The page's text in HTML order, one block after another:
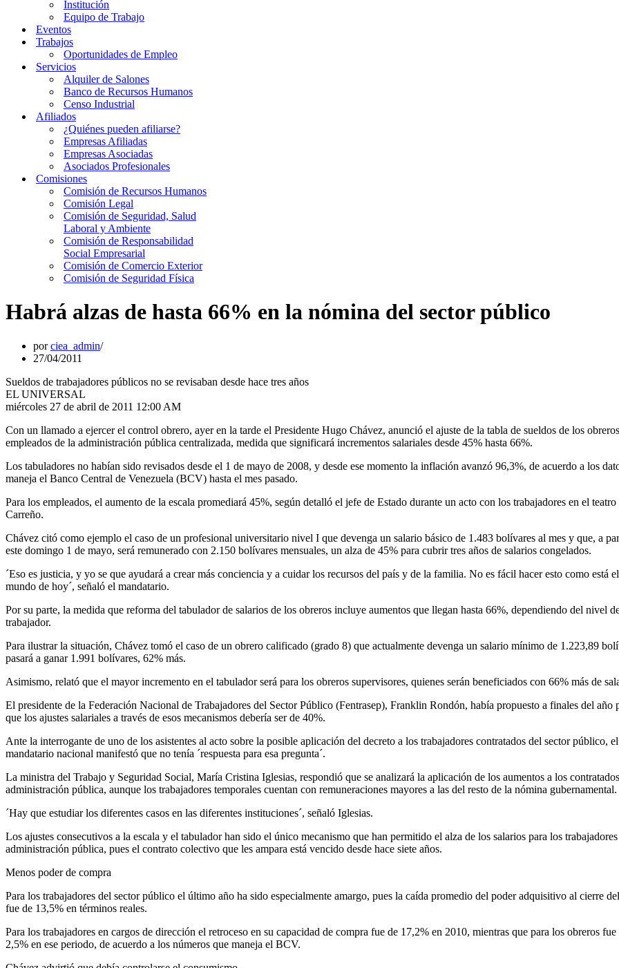
Institución
Equipo de Trabajo
Eventos
Trabajos
Oportunidades de Empleo
Servicios
Alquiler de Salones
Banco de Recursos Humanos
Censo Industrial
Afiliados
¿Quiénes pueden afiliarse?
Empresas Afiliadas
Empresas Asociadas
Asociados Profesionales
Comisiones
Comisión de Recursos Humanos
Comisión Legal
Comisión de Seguridad, Salud
Laboral y Ambiente
Comisión de Responsabilidad
Social Empresarial
Comisión de Comercio Exterior
Comisión de Seguridad Física
Habrá alzas de hasta 66% en la nómina del sector público
porciea_admin
27/04/2011
Sueldos de trabajadores públicos no se revisaban desde hace tres años
EL UNIVERSAL
miércoles 27 de abril de 2011 12:00 AM
Con un llamado a ejercer el control obrero, ayer en la tarde el Presidente Hugo Chávez, anunció el ajuste de la tabla de sueldos de los
empleados de la administración pública centralizada, medida que significará incrementos salariales desde 45% hasta 66%.
Los tabuladores no habían sido revisados desde el 1 de mayo de 2008, y desde ese momento la inflación avanzó 96,3%, de acuerdo a los
maneja el Banco Central de Venezuela (BCV) hasta el mes pasado.
Para los empleados, el aumento de la escala promediará 45%, según detalló el jefe de Estado durante un acto con los trabajadores en el teatro
Carreño.
Chávez citó como ejemplo el caso de un profesional universitario nivel I que devenga un salario básico de 1.483 bolívares al mes y que, a
este domingo 1 de mayo, será remunerado con 2.150 bolívares mensuales, un alza de 45% para cubrir tres años de salarios congelados.
´Eso es justicia, y yo se que ayudará a crear más conciencia y a cuidar los recursos del país y de la familia. No es fácil hacer esto como está el
mundo de hoy´, señaló el mandatario.
Por su parte, la medida que reforma del tabulador de salarios de los obreros incluye aumentos que llegan hasta 66%, dependiendo del nivel
trabajador.
Para ilustrar la situación, Chávez tomó el caso de un obrero calificado (grado 8) que actualmente devenga un salario mínimo de 1.223,89
pasará a ganar 1.991 bolívares, 62% más.
Asimismo, relató que el mayor incremento en el tabulador será para los obreros supervisores, quienes serán beneficiados con 66% más de
El presidente de la Federación Nacional de Trabajadores del Sector Público (Fentrasep), Franklin Rondón, había propuesto a finales del año
que los ajustes salariales a través de esos mecanismos debería ser de 40%.
Ante la interrogante de uno de los asistentes al acto sobre la posible aplicación del decreto a los trabajadores contratados del sector público, el
mandatario nacional manifestó que no tenía ´respuesta para esa pregunta´.
La ministra del Trabajo y Seguridad Social, María Cristina Iglesias, respondió que se analizará la aplicación de los aumentos a los
administración pública, aunque los trabajadores temporales cuentan con remuneraciones mayores a las del resto de la nómina gubernamental.
´Hay que estudiar los diferentes casos en las diferentes instituciones´, señaló Iglesias.
Los ajustes consecutivos a la escala y el tabulador han sido el único mecanismo que han permitido el alza de los salarios para los
administración pública, pues el contrato colectivo que les ampara está vencido desde hace siete años.
Menos poder de compra
Para los trabajadores del sector público el último año ha sido especialmente amargo, pues la caída promedio del poder adquisitivo al cierre
fue de 13,5% en términos reales.
Para los trabajadores en cargos de dirección el retroceso en su capacidad de compra fue de 17,2% en 2010, mientras que para los obreros fue
2,5% en ese periodo, de acuerdo a los números que maneja el BCV.